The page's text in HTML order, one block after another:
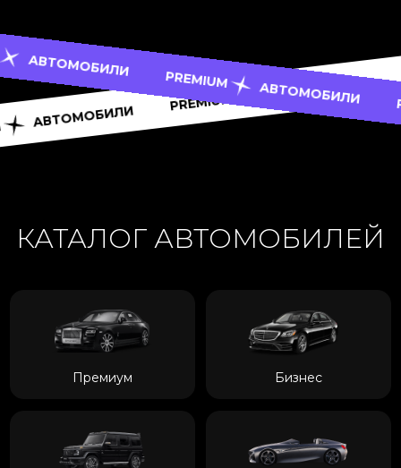
PREMIUM АВТОМОБИЛИ
PREMIUM
PREMIUM АВТОМОБИЛИ
PREMIUM
КАТАЛОГ АВТОМОБИЛЕЙ
Премиум Бизнес